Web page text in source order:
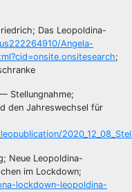
Das Leopoldina-
Angela-
;
Stellungnahme;
den Jahreswechsel für
Neue Leopoldina-
im Lockdown;
lockdown-leopoldina-